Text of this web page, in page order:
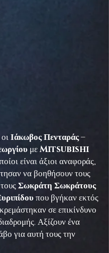
Ιάκωβος Πενταράς –
μεMitsubishi
είναι άξιοι αναφοράς,
να βοηθήσουν τους
Σωκράτη Σωκράτους
που βγήκαν εκτός
σε επικίνδυνο
Αξίζουν ένα
για αυτή τους την